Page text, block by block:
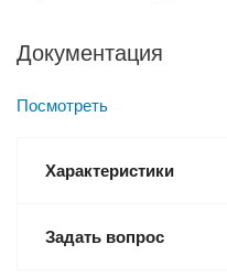
Документация
Посмотреть
Характеристики
Задать вопрос